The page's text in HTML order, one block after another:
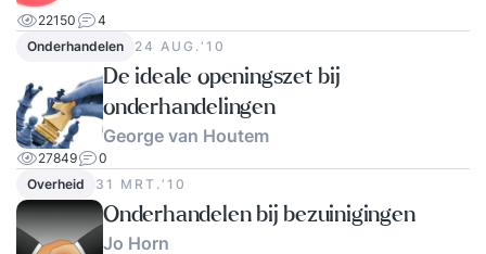
22150
4
Onderhandelen
24 AUG.‘10
De ideale openingszet bij
onderhandelingen
George van Houtem
27849
0
Overheid
31 MRT.‘10
Onderhandelen bij bezuinigingen
Jo Horn